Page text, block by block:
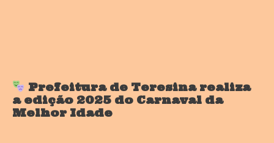
Prefeitura de Teresina realiza
a edição 2025 do Carnaval da
Melhor Idade